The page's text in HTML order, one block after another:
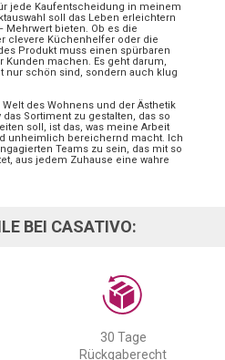
jede Kaufentscheidung in meinem
soll das Leben erleichtern
Mehrwert bieten. Ob es die
clevere Küchenhelfer oder die
Produkt muss einen spürbaren
Kunden machen. Es geht darum,
nur schön sind, sondern auch klug
des Wohnens und der Ästhetik
Sortiment zu gestalten, das so
soll, ist das, was meine Arbeit
unheimlich bereichernd macht. Ich
Teams zu sein, das mit so
aus jedem Zuhause eine wahre
BEI CASATIVO:
30 Tage
Rückgaberecht